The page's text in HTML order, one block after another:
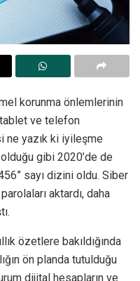
korunma önlemlerinin
ve telefon
ne yazık ki iyileşme
gibi 2020’de de
sayı dizini oldu. Siber
aktardı, daha
özetlere bakıldığında
ön planda tutulduğu
dijital hesapların ve